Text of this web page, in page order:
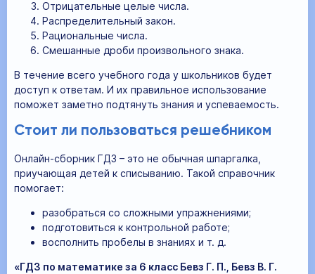
Отрицательные целые числа.
Распределительный закон.
Рациональные числа.
Смешанные дроби произвольного знака.
В течение всего учебного года у школьников будет
доступ к ответам. И их правильное использование
поможет заметно подтянуть знания и успеваемость.
Стоит ли пользоваться решебником
Онлайн-сборник ГДЗ – это не обычная шпаргалка,
приучающая детей к списыванию. Такой справочник
помогает:
разобраться со сложными упражнениями;
подготовиться к контрольной работе;
восполнить пробелы в знаниях и т. д.
«ГДЗ по математике за 6 класс Бевз Г. П., Бевз В. Г.